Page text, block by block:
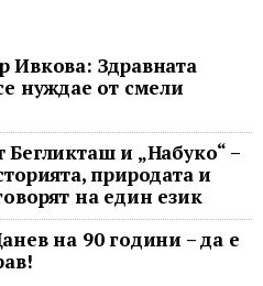
Ивкова: Здравната
нуждае от смели
Бегликташ и „Набуко“ –
природата и
на един език
на 90 години – да е